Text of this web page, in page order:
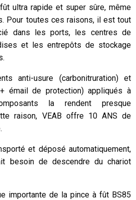
ultra rapide et super sûre, même
Pour toutes ces raisons, il est tout
dans les ports, les centres de
et les entrepôts de stockage
anti-usure (carbonitruration) et
émail de protection) appliqués à
la rendent presque
raison, VEAB offre 10 ANS de
et déposé automatiquement,
besoin de descendre du chariot
importante de la pince à fût BS85